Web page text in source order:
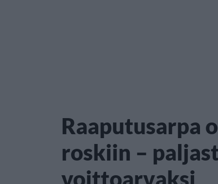
Raaputusarpa
roskiin –
voittoarvaksi